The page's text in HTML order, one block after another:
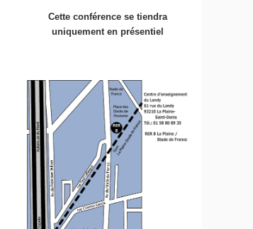
Cette conférence se tiendra
uniquement en présentiel